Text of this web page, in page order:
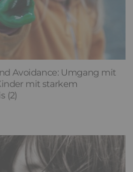
Avoidance: Umgang mit
mit starkem
(2)